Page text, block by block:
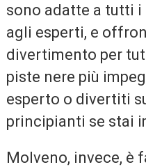
sono adatte a tutti
agli esperti, e
divertimento per
piste nere più
esperto o divertiti
principianti se stai
Molveno, invece, è